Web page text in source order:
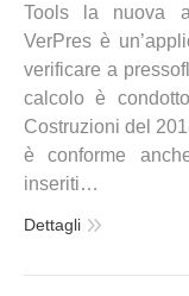
Tools la nuova
VerPres è
verificare a
calcolo è
Costruzioni del
è conforme
inseriti…
Dettagli